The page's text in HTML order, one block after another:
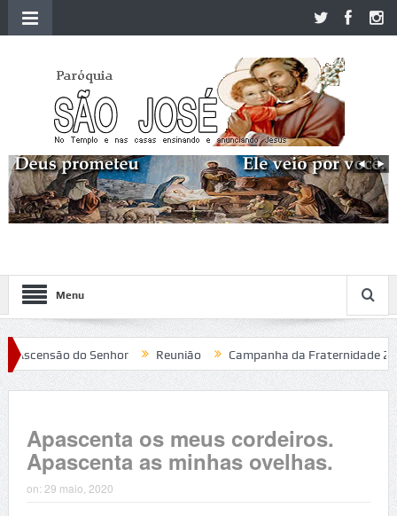
Menu
do Senhor Reunião Campanha da Fraternidade 2020
Apascenta os meus cordeiros.
Apascenta as minhas ovelhas.
on: 29 maio, 2020